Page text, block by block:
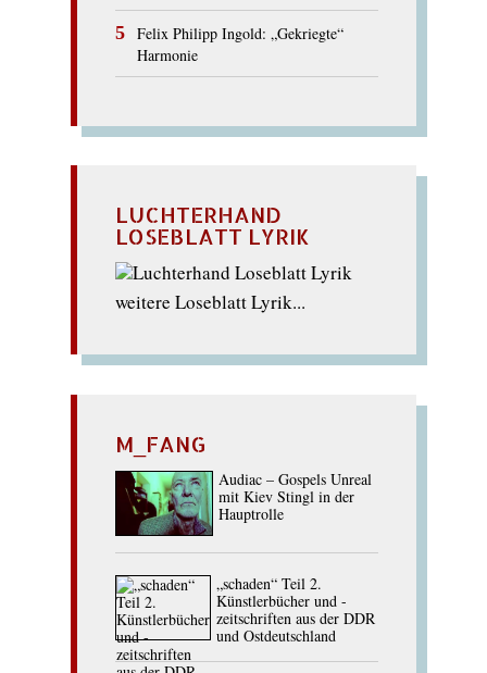
Felix Philipp Ingold: „Gekriegte“
Harmonie
LUCHTERHAND
LOSEBLATT LYRIK
weitere Loseblatt Lyrik...
M_FANG
Audiac – Gospels Unreal
mit Kiev Stingl in der
Hauptrolle
„schaden“ Teil 2.
Künstlerbücher und -
zeitschriften aus der DDR
und Ostdeutschland